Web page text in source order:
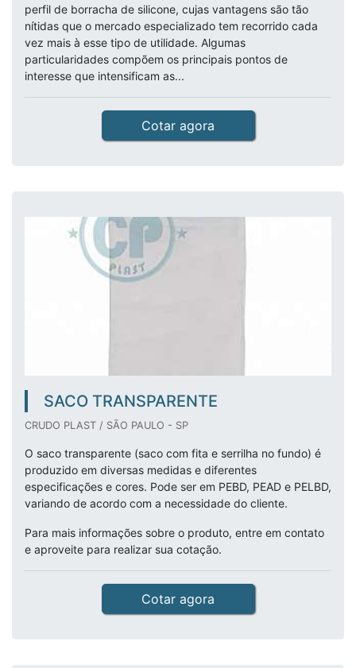
perfil de borracha de silicone, cujas vantagens são tão
nítidas que o mercado especializado tem recorrido cada
vez mais à esse tipo de utilidade. Algumas
particularidades compõem os principais pontos de
interesse que intensificam as...
Cotar agora
SACO TRANSPARENTE
CRUDO PLAST / SÃO PAULO - SP
O saco transparente (saco com fita e serrilha no fundo) é
produzido em diversas medidas e diferentes
especificações e cores. Pode ser em PEBD, PEAD e PELBD,
variando de acordo com a necessidade do cliente.
Para mais informações sobre o produto, entre em contato
e aproveite para realizar sua cotação.
Cotar agora